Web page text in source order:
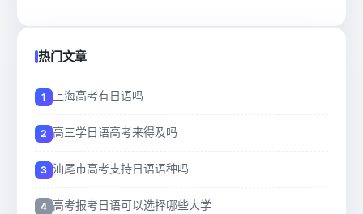
热门文章
上海高考有日语吗
高三学日语高考来得及吗
汕尾市高考支持日语语种吗
高考报考日语可以选择哪些大学